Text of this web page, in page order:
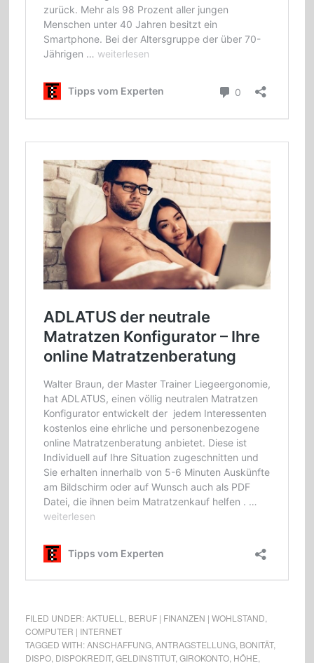
FILED UNDER:AKTUELL BERUF | FINANZEN | WOHLSTAND
COMPUTER | INTERNET
TAGGED WITH:ANSCHAFFUNG, ANTRAGSTELLUNG, BONITÄT,
DISPO, DISPOKREDIT, GELDINSTITUT, GIROKONTO, HÖHE